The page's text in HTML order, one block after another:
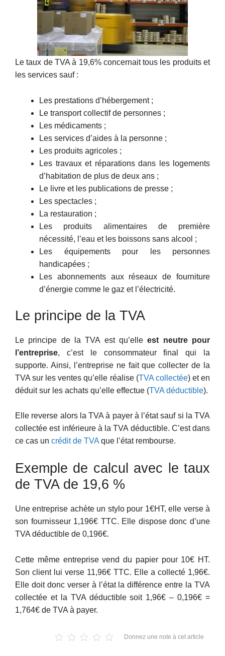
Le taux de TVA à 19,6% concernait tous les produits et
les services sauf :
Les prestations d’hébergement ;
Le transport collectif de personnes ;
Les médicaments ;
Les services d’aides à la personne ;
Les produits agricoles ;
Les travaux et réparations dans les logements
d’habitation de plus de deux ans ;
Le livre et les publications de presse ;
Les spectacles ;
La restauration ;
Les produits alimentaires de première
nécessité, l’eau et les boissons sans alcool ;
Les équipements pour les personnes
handicapées ;
Les abonnements aux réseaux de fourniture
d’énergie comme le gaz et l’électricité.
Le principe de la TVA
Le principe de la TVA est qu’elleest neutre pour
l’entreprise, c’est le consommateur final qui la
supporte. Ainsi, l’entreprise ne fait que collecter de la
TVA sur les ventes qu’elle réalise (TVA collectée) et en
déduit sur les achats qu’elle effectue (TVA déductible).
Elle reverse alors la TVA à payer à l’état sauf si la TVA
collectée est inférieure à la TVA déductible. C’est dans
ce cas un crédit de TVA que l’état rembourse.
Exemple de calcul avec le taux
de TVA de 19,6 %
Une entreprise achète un stylo pour 1€HT, elle verse à
son fournisseur 1,196€ TTC. Elle dispose donc d’une
TVA déductible de 0,196€.
Cette même entreprise vend du papier pour 10€ HT.
Son client lui verse 11,96€ TTC. Elle a collecté 1,96€.
Elle doit donc verser à l’état la différence entre la TVA
collectée et la TVA déductible soit 1,96€ – 0,196€ =
1,764€ de TVA à payer.
Donnez une note à cet article